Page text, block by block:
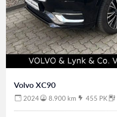
Volvo XC90
2024 8.900 km 455 PK